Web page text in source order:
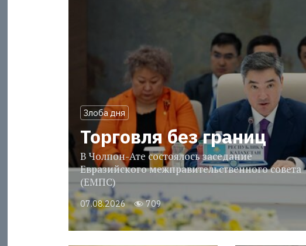
Злоба дня
Торговля без границ
В Чолпон-Ате состоялось заседание
Евразийского межправительственного совета
(ЕМПС)
07.08.2026 709